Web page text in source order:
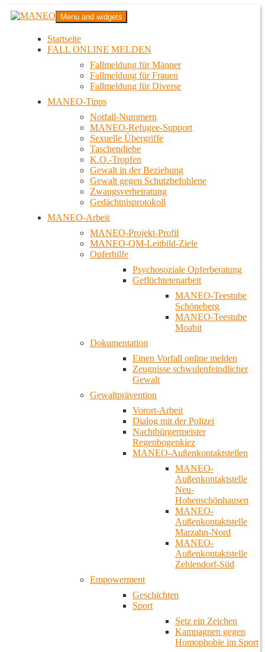
Zum
InhaltMANEO
Das schwule Anti-Gewalt-Projekt in Berlin
Menu and widgets
Startseite
FALL ONLINE MELDEN
Fallmeldung für Männer
Fallmeldung für Frauen
Fallmeldung für Diverse
MANEO-Tipps
Notfall-Nummern
MANEO-Refugee-Support
Sexuelle Übergriffe
Taschendiebe
K.O.-Tropfen
Gewalt in der Beziehung
Gewalt gegen Schutzbefohlene
Zwangsverheiratung
Gedächtnisprotokoll
MANEO-Arbeit
MANEO-Projekt-Profil
MANEO-QM-Leitbild-Ziele
Opferhilfe
Psychosoziale Opferberatung
Geflüchtetenarbeit
MANEO-Teestube
Schöneberg
MANEO-Teestube
Moabit
Dokumentation
Einen Vorfall online melden
Zeugnisse schwulenfeindlicher
Gewalt
Gewaltprävention
Vorort-Arbeit
Dialog mit der Polizei
Nachtbürgermeister
Regenbogenkiez
MANEO-Außenkontaktstellen
MANEO-
Außenkontaktstelle
Neu-
Hohenschönhausen
MANEO-
Außenkontaktstelle
Marzahn-Nord
MANEO-
Außenkontaktstelle
Zehlendorf-Süd
Empowerment
Geschichten
Sport
Setz ein Zeichen
Kampagnen gegen
Homophobie im Sport